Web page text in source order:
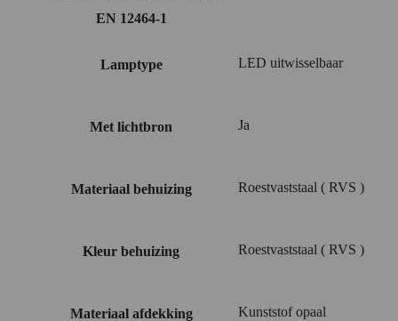
EN 12464-1
Lamptype LED uitwisselbaar
Met lichtbron Ja
Materiaal behuizing Roestvaststaal ( RVS )
Kleur behuizing Roestvaststaal ( RVS )
Materiaal afdekking Kunststof opaal